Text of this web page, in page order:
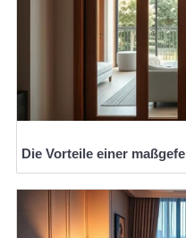
Die Vorteile einer